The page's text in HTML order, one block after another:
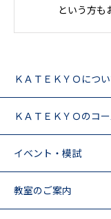
という方も
ＫＡＴＥＫＹＯにつ
ＫＡＴＥＫＹＯのコー
イベント・模試
教室のご案内